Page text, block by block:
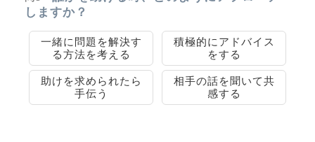
しますか？
一緒に問題を解決す
る方法を考える
積極的にアドバイス
をする
助けを求められたら
手伝う
相手の話を聞いて共
感する